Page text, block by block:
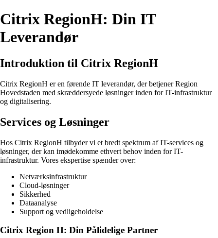
Citrix RegionH: Din IT
Leverandør
Introduktion til Citrix RegionH
Citrix RegionH er en førende IT leverandør, der betjener Region
Hovedstaden med skræddersyede løsninger inden for IT-infrastruktur
og digitalisering.
Services og Løsninger
Hos Citrix RegionH tilbyder vi et bredt spektrum af IT-services og
løsninger, der kan imødekomme ethvert behov inden for IT-
infrastruktur. Vores ekspertise spænder over:
Netværksinfrastruktur
Cloud-løsninger
Sikkerhed
Dataanalyse
Support og vedligeholdelse
Citrix Region H: Din Pålidelige Partner